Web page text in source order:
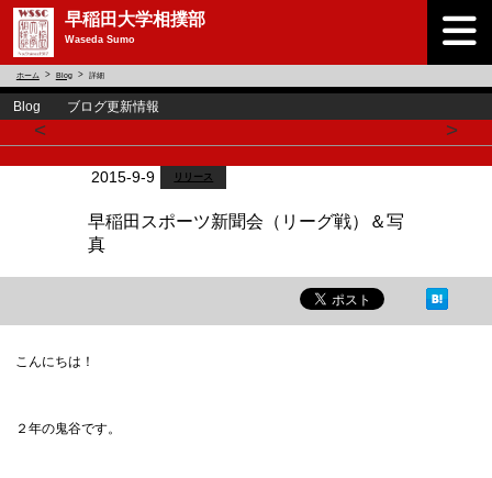
早稲田大学相撲部
Waseda Sumo
ホーム Blog 詳細
Blog ブログ更新情報
< >
2015-9-9 リリース
早稲田スポーツ新聞会（リーグ戦）＆写
真
こんにちは！
２年の鬼谷です。